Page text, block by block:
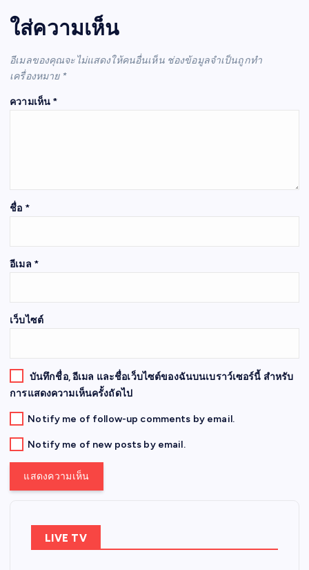
ใส่ความเห็น
อีเมลของคุณจะไม่แสดงให้คนอื่นเห็น ช่องข้อมูลจำเป็นถูกทำ
เครื่องหมาย *
ความเห็น *
ชื่อ *
อีเมล *
เว็บไซต์
บันทึกชื่อ, อีเมล และชื่อเว็บไซต์ของฉันบนเบราว์เซอร์นี้ สำหรับ
การแสดงความเห็นครั้งถัดไป
Notify me of follow-up comments by email.
Notify me of new posts by email.
LIVE TV